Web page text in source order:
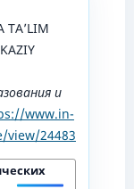
TA’LIM
и
www.in-
view/24483